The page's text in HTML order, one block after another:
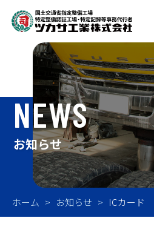
NEWS
お知らせ
ホーム お知らせ ICカード